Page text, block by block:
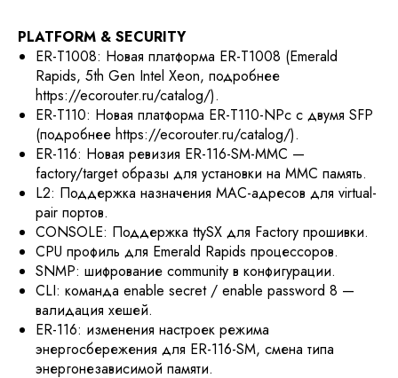
PLATFORM & SECURITY
ER-T1008: Новая платформа ER-T1008 (Emerald
Rapids, 5th Gen Intel Xeon, подробнее
https://ecorouter.ru/catalog/).
ER-T110: Новая платформа ER-T110-NPс с двумя SFP
(подробнее https://ecorouter.ru/catalog/).
ER-116: Новая ревизия ER-116-SM-MMC —
factory/target образы для установки на MMC память.
L2: Поддержка назначения MAC-адресов для virtual-
pair портов.
CONSOLE: Поддержка ttySX для Factory прошивки.
CPU профиль для Emerald Rapids процессоров.
SNMP: шифрование community в конфигурации.
CLI: команда enable secret / enable password 8 —
валидация хешей.
ER-116: изменения настроек режима
энергосбережения для ER-116-SM, смена типа
энергонезависимой памяти.